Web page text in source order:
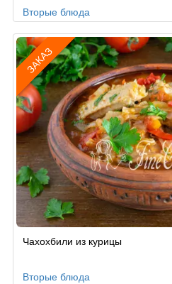
Вторые блюда
ЗАКАЗ
поЧахохбили из курицы
Вторые блюда